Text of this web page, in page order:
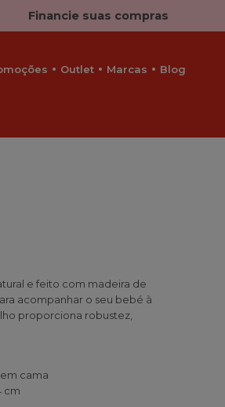
Financie suas compras
Outlet Marcas Blog
e feito com madeira de
acompanhar o seu bebé à
proporciona robustez,
cama
cm